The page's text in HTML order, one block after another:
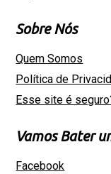
Sobre Nós
Quem Somos
Política de
Esse site é
Vamos Bater
Facebook